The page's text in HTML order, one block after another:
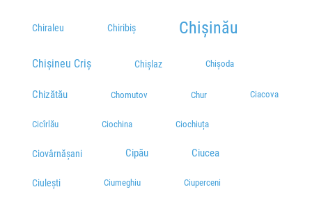
Chiraleu Chiribiș Chișinău
Chișineu Criș Chișlaz Chișoda
Chizătău Chomutov Chur Ciacova
Cicîrlău Ciochina Ciochiuța
Ciovârnăşani Cipău Ciucea
Ciulești Ciumeghiu Ciuperceni